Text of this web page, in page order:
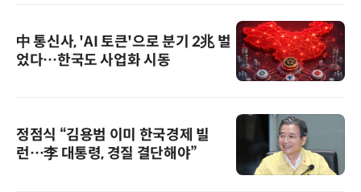
中 통신사, 'AI 토큰'으로 분기 2兆 벌
었다…한국도 사업화 시동
정점식 “김용범 이미 한국경제 빌
런…李 대통령, 경질 결단해야”